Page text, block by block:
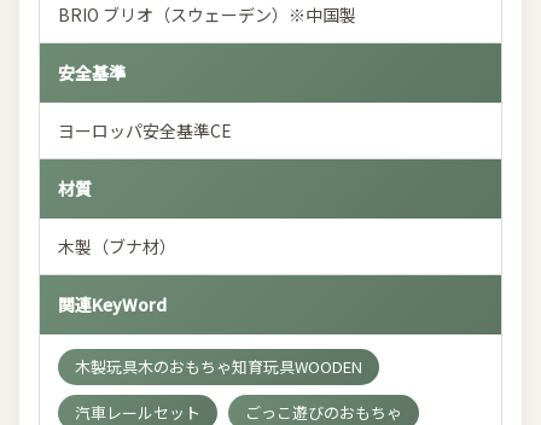
BRIO ブリオ（スウェーデン）※中国製
安全基準
ヨーロッパ安全基準CE
材質
木製（ブナ材）
関連KeyWord
木製玩具木のおもちゃ知育玩具WOODEN
汽車レールセット
ごっこ遊びのおもちゃ